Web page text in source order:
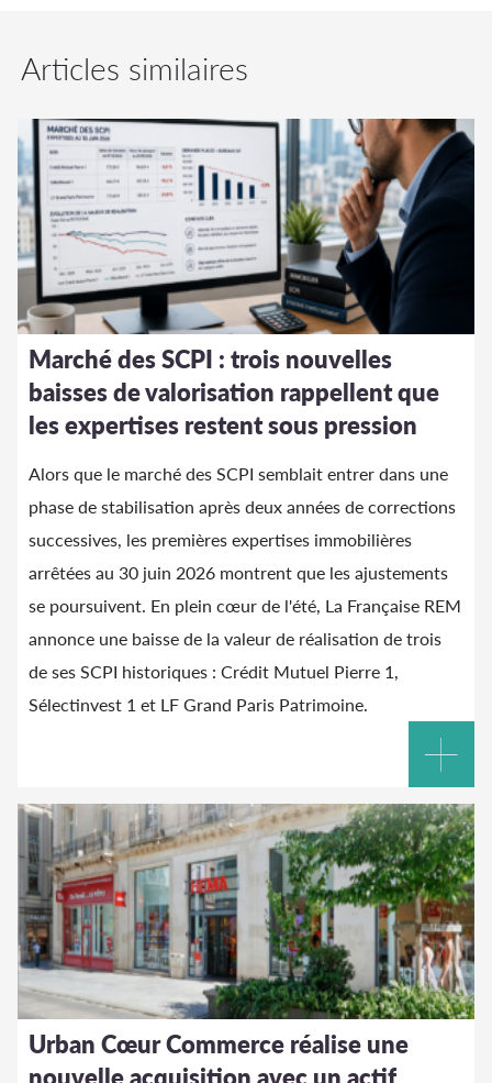
Articles similaires
Marché des SCPI : trois nouvelles
baisses de valorisation rappellent que
les expertises restent sous pression
Alors que le marché des SCPI semblait entrer dans une
phase de stabilisation après deux années de corrections
successives, les premières expertises immobilières
arrêtées au 30 juin 2026 montrent que les ajustements
se poursuivent. En plein cœur de l'été, La Française REM
annonce une baisse de la valeur de réalisation de trois
de ses SCPI historiques : Crédit Mutuel Pierre 1,
Sélectinvest 1 et LF Grand Paris Patrimoine.
Urban Cœur Commerce réalise une
nouvelle acquisition avec un actif